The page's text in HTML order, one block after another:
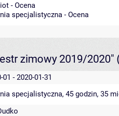
- Ocena
specjalistyczna - Ocena
zimowy 2019/2020"
01 - 2020-01-31
specjalistyczna, 45 godzin, 35